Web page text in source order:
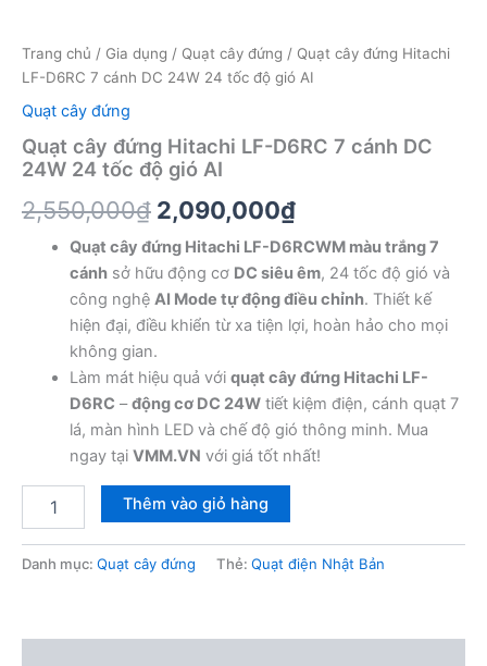
Trang chủ / Gia dụng / Quạt cây đứng / Quạt cây đứng Hitachi
LF-D6RC 7 cánh DC 24W 24 tốc độ gió AI
Quạt cây đứng
Quạt cây đứng Hitachi LF-D6RC 7 cánh DC
24W 24 tốc độ gió AI
2,550,000₫ Giá
gốc
là:
2,550,000₫.
2,090,000₫Giá
hiện
tại
là:
2,090,000₫.
Quạt cây đứng Hitachi LF-D6RCWM màu trắng 7
cánhsở hữu động cơ DC siêu êm, 24 tốc độ gió và
công nghệ AI Mode tự động điều chỉnh. Thiết kế
hiện đại, điều khiển từ xa tiện lợi, hoàn hảo cho mọi
không gian.
Làm mát hiệu quả với quạt cây đứng Hitachi LF-
D6RC –động cơ DC 24Wtiết kiệm điện, cánh quạt 7
lá, màn hình LED và chế độ gió thông minh. Mua
ngay tại VMM.VN với giá tốt nhất!
Hitachi
Thêm vào giỏ hàng
Danh mục: Quạt cây đứng Thẻ: Quạt điện Nhật Bản